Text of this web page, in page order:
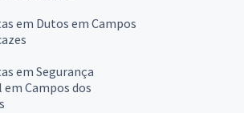
em Dutos em Campos
em Segurança
Campos dos